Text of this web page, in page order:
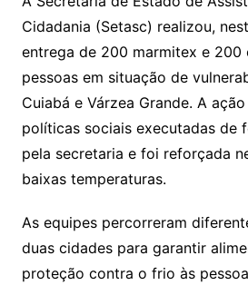
Cidadania (Setasc) realizou,
entrega de 200 marmitex e 200
pessoas em situação de
Cuiabá e Várzea Grande. A
políticas sociais executadas de
pela secretaria e foi reforçada
baixas temperaturas.
As equipes percorreram
duas cidades para garantir
proteção contra o frio às